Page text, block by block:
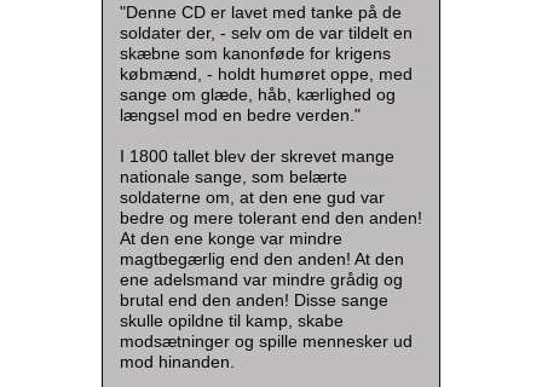
"Denne CD er lavet med tanke på de
soldater der, - selv om de var tildelt en
skæbne som kanonføde for krigens
købmænd, - holdt humøret oppe, med
sange om glæde, håb, kærlighed og
længsel mod en bedre verden."
I 1800 tallet blev der skrevet mange
nationale sange, som belærte
soldaterne om, at den ene gud var
bedre og mere tolerant end den anden!
At den ene konge var mindre
magtbegærlig end den anden! At den
ene adelsmand var mindre grådig og
brutal end den anden! Disse sange
skulle opildne til kamp, skabe
modsætninger og spille mennesker ud
mod hinanden.